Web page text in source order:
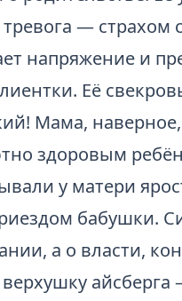
—
напряжение и
Её
Мама,
здоровым
у матери
бабушки.
а о власти,
айсберга